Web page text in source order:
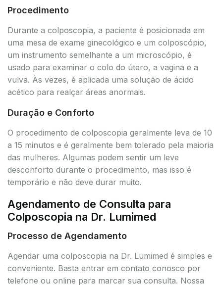
Procedimento
Durante a colposcopia, a paciente é posicionada em
uma mesa de exame ginecológico e um colposcópio,
um instrumento semelhante a um microscópio, é
usado para examinar o colo do útero, a vagina e a
vulva. Às vezes, é aplicada uma solução de ácido
acético para realçar áreas anormais.
Duração e Conforto
O procedimento de colposcopia geralmente leva de 10
a 15 minutos e é geralmente bem tolerado pela maioria
das mulheres. Algumas podem sentir um leve
desconforto durante o procedimento, mas isso é
temporário e não deve durar muito.
Agendamento de Consulta para
Colposcopia na Dr. Lumimed
Processo de Agendamento
Agendar uma colposcopia na Dr. Lumimed é simples e
conveniente. Basta entrar em contato conosco por
telefone ou online para marcar sua consulta. Nossa